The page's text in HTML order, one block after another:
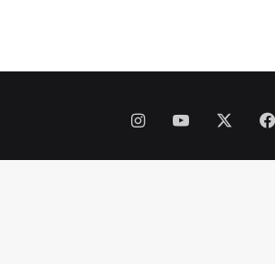
Facebook
YouTube